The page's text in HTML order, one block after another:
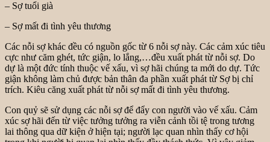
– Sợ tuổi già
– Sợ mất đi tình yêu thương
Các nỗi sợ khác đều có nguồn gốc từ 6 nỗi sợ này. Các cảm xúc tiêu
cực như căm ghét, tức giận, lo lắng,…đều xuất phát từ nỗi sợ. Do
dự là một đức tính thuộc vế xấu, vì sợ hãi chúng ta mới do dự. Tức
giận không làm chủ được bản thân đa phần xuất phát từ Sợ bị chỉ
trích. Kiêu căng xuất phát từ nỗi sợ mất đi tình yêu thương.
Con quỷ sẽ sử dụng các nỗi sợ để đẩy con người vào vế xấu. Cảm
xúc sợ hãi đến từ việc tưởng tưởng ra viễn cảnh tồi tệ trong tương
lai thông qua dữ kiện ở hiện tại; người lạc quan nhìn thấy cơ hội